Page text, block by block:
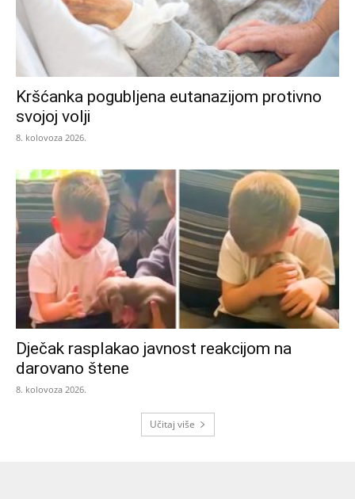
Kršćanka pogubljena eutanazijom protivno
svojoj volji
8. kolovoza 2026.
Dječak rasplakao javnost reakcijom na
darovano štene
8. kolovoza 2026.
Učitaj više